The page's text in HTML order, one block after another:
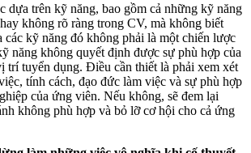
dựa trên kỹ năng, bao gồm cả những kỹ năng
không rõ ràng trong CV, mà không biết
các kỹ năng đó không phải là một chiến lược
năng không quyết định được sự phù hợp của
trí tuyển dụng. Điều cần thiết là phải xem xét
tính cách, đạo đức làm việc và sự phù hợp
của ứng viên. Nếu không, sẽ đem lại
không phù hợp và bỏ lỡ cơ hội cho cả ứng